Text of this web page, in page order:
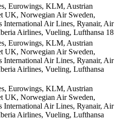
Eurowings, KLM, Austrian
UK, Norwegian Air Sweden,
International Air Lines, Ryanair, Air
Airlines, Vueling, Lufthansa 18
Eurowings, KLM, Austrian
UK, Norwegian Air Sweden,
International Air Lines, Ryanair, Air
Airlines, Vueling, Lufthansa
Eurowings, KLM, Austrian
UK, Norwegian Air Sweden,
International Air Lines, Ryanair, Air
Airlines, Vueling, Lufthansa